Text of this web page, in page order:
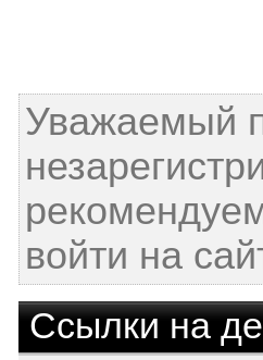
Уважаемый
войти на
Ссылки на